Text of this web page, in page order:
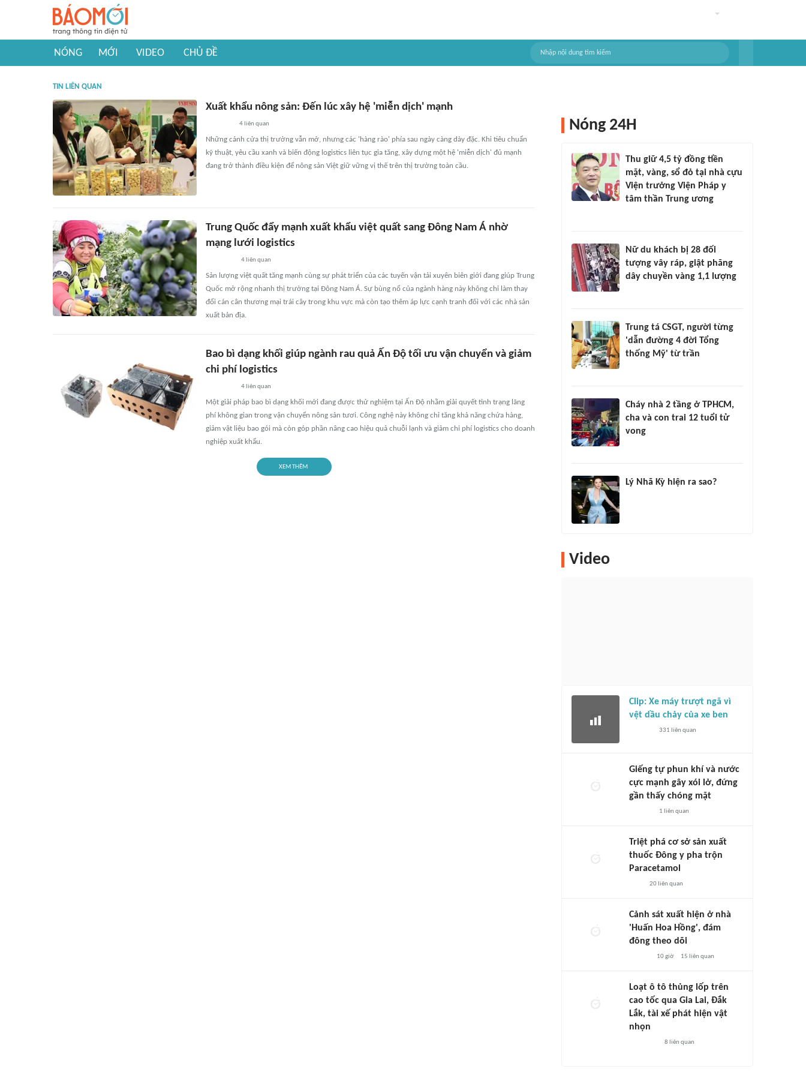
NÓNG MỚI VIDEO CHỦ ĐỀ
TIN LIÊN QUAN
Xuất khẩu nông sản: Đến lúc xây hệ 'miễn dịch' mạnh
4 liên quan
Những cánh cửa thị trường vẫn mở, nhưng các 'hàng rào' phía sau ngày càng dày đặc. Khi tiêu chuẩn
kỹ thuật, yêu cầu xanh và biến động logistics liên tục gia tăng, xây dựng một hệ 'miễn dịch' đủ mạnh
đang trở thành điều kiện để nông sản Việt giữ vững vị thế trên thị trường toàn cầu.
Trung Quốc đẩy mạnh xuất khẩu việt quất sang Đông Nam Á nhờ
mạng lưới logistics
4liên quan
Sản lượng việt quất tăng mạnh cùng sự phát triển của các tuyến vận tải xuyên biên giới đang giúp Trung
Quốc mở rộng nhanh thị trường tại Đông Nam Á. Sự bùng nổ của ngành hàng này không chỉ làm thay
đổi cán cân thương mại trái cây trong khu vực mà còn tạo thêm áp lực cạnh tranh đối với các nhà sản
xuất bản địa.
Bao bì dạng khối giúp ngành rau quả Ấn Độ tối ưu vận chuyển và giảm
chi phí logistics
4liên quan
Một giải pháp bao bì dạng khối mới đang được thử nghiệm tại Ấn Độ nhằm giải quyết tình trạng lãng
phí không gian trong vận chuyển nông sản tươi. Công nghệ này không chỉ tăng khả năng chứa hàng,
giảm vật liệu bao gói mà còn góp phần nâng cao hiệu quả chuỗi lạnh và giảm chi phí logistics cho doanh
nghiệp xuất khẩu.
XEM THÊM
Nóng 24H
Thu giữ 4,5 tỷ đồng tiền
mặt, vàng, sổ đỏ tại nhà cựu
Viện trưởng Viện Pháp y
tâm thần Trung ương
Nữ du khách bị 28 đối
tượng vây ráp, giật phăng
dây chuyền vàng 1,1 lượng
Trung tá CSGT, người từng
'dẫn đường 4 đời Tổng
thống Mỹ' từ trần
Cháy nhà 2 tầng ở TPHCM,
cha và con trai 12 tuổi tử
vong
Lý Nhã Kỳ hiện ra sao?
Video
Clip: Xe máy trượt ngã vì
vệt dầu chảy của xe ben
331 liên quan
Giếng tự phun khí và nước
cực mạnh gây xói lở, đứng
gần thấy chóng mặt
1 liên quan
Triệt phá cơ sở sản xuất
thuốc Đông y pha trộn
Paracetamol
20liên quan
Cảnh sát xuất hiện ở nhà
'Huấn Hoa Hồng', đám
đông theo dõi
10 giờ 15 liên quan
Loạt ô tô thủng lốp trên
cao tốc qua Gia Lai, Đắk
Lắk, tài xế phát hiện vật
nhọn
8 liên quan